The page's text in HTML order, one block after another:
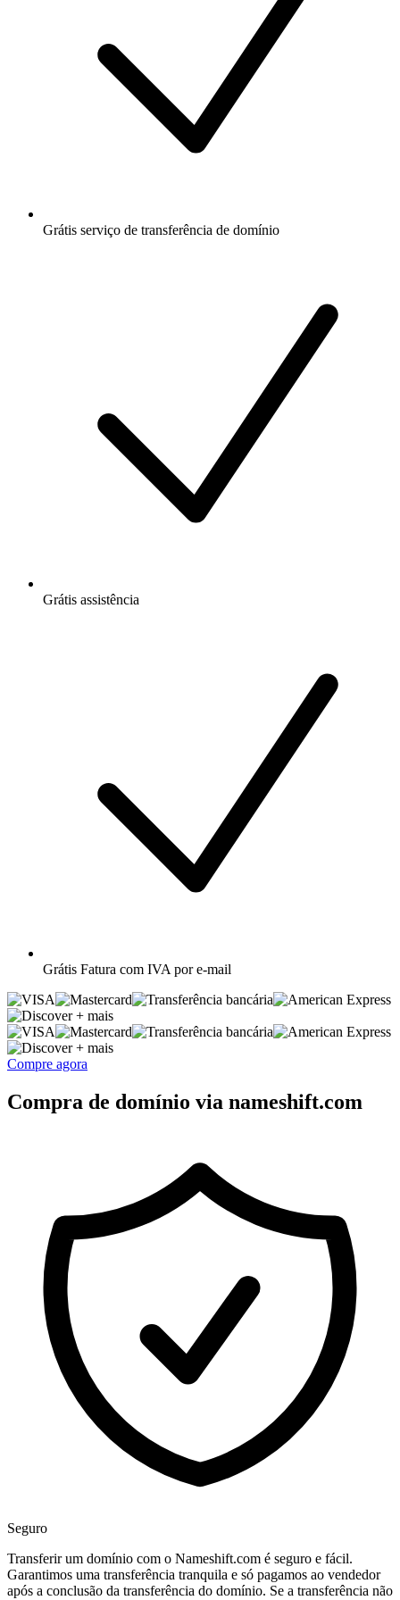
Grátis serviço de transferência de domínio
Grátis assistência
Grátis Fatura com IVA por e-mail
+ mais
+ mais
Compre agora
Compra de domínio via nameshift.com
Seguro
Transferir um domínio com o Nameshift.com é seguro e fácil.
Garantimos uma transferência tranquila e só pagamos ao vendedor
após a conclusão da transferência do domínio. Se a transferência não